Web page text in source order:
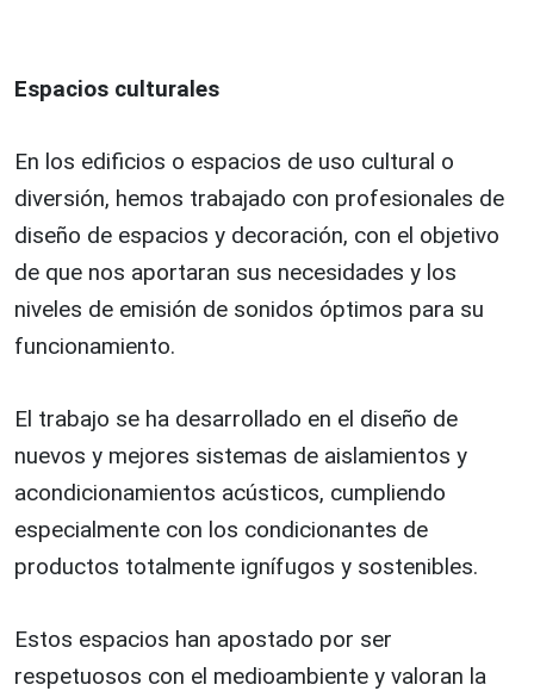
Espacios culturales
En los edificios o espacios de uso cultural o
diversión, hemos trabajado con profesionales de
diseño de espacios y decoración, con el objetivo
de que nos aportaran sus necesidades y los
niveles de emisión de sonidos óptimos para su
funcionamiento.
El trabajo se ha desarrollado en el diseño de
nuevos y mejores sistemas de aislamientos y
acondicionamientos acústicos, cumpliendo
especialmente con los condicionantes de
productos totalmente ignífugos y sostenibles.
Estos espacios han apostado por ser
respetuosos con el medioambiente y valoran la